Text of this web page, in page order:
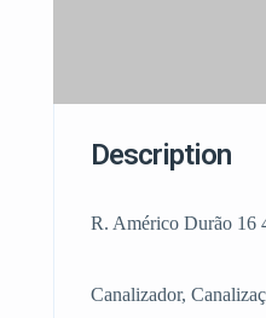
Description
R. Américo Durão 16
Canalizador,